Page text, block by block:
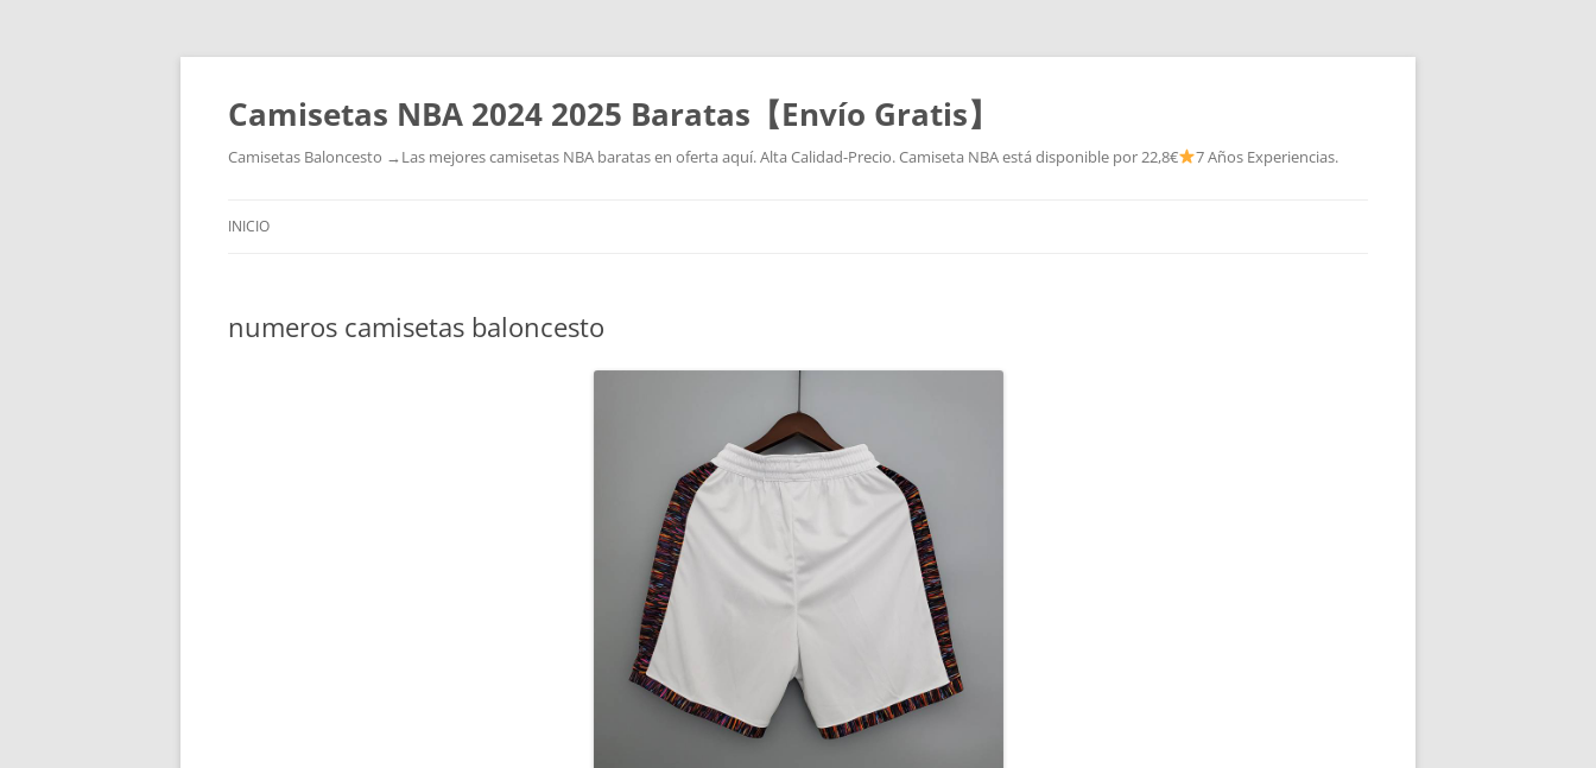
Camisetas NBA 2024 2025 Baratas【Envío Gratis】
Camisetas Baloncesto →Las mejores camisetas NBA baratas en oferta aquí. Alta Calidad-Precio. Camiseta NBA está disponible por 22,8€ 7 Años Experiencias.
INICIO
numeros camisetas baloncesto